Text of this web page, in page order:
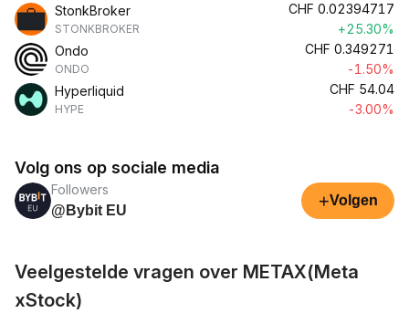
StonkBroker
STONKBROKER
CHF 0.02394717
+25.30%
Ondo
ONDO
CHF 0.349271
-1.50%
Hyperliquid
HYPE
CHF 54.04
-3.00%
Volg ons op sociale media
Followers
@Bybit EU
+Volgen
Veelgestelde vragen over METAX(Meta
xStock)